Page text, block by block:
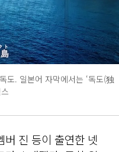
도. 일본어 자막에서는 ‘독도(独
버 진 등이 출연한 넷